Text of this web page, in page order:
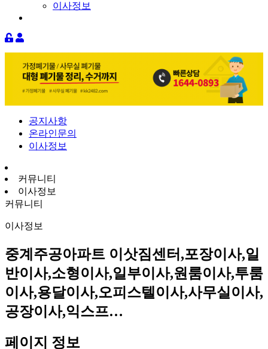
이사정보
공지사항
온라인문의
이사정보
커뮤니티
이사정보
커뮤니티
이사정보
중계주공아파트 이삿짐센터,포장이사,일
반이사,소형이사,일부이사,원룸이사,투룸
이사,용달이사,오피스텔이사,사무실이사,
공장이사,익스프…
페이지 정보